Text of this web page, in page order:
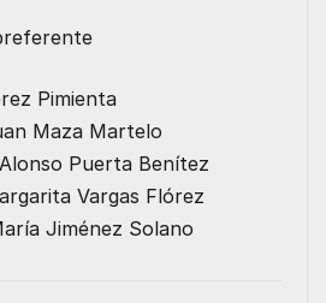
Pimienta
Maza Martelo
Puerta Benítez
Vargas Flórez
Jiménez Solano